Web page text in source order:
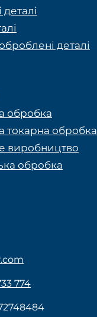
деталі
обробка
токарна обробка
виробництво
обробка
774